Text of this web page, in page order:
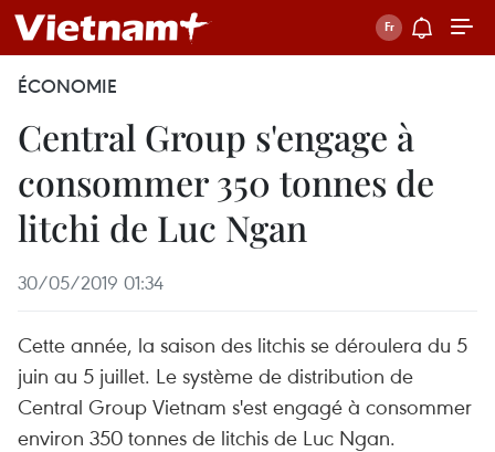
ÉCONOMIE
Central Group s'engage à
consommer 350 tonnes de
litchi de Luc Ngan
30/05/2019 01:34
Cette année, la saison des litchis se déroulera du 5
juin au 5 juillet. Le système de distribution de
Central Group Vietnam s'est engagé à consommer
environ 350 tonnes de litchis de Luc Ngan.